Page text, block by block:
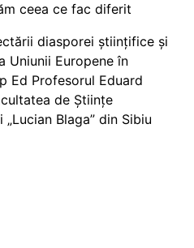
ceea ce fac diferit
diasporei științifice și
Uniunii Europene în
Ed Profesorul Eduard
de Științe
Blaga” din Sibiu